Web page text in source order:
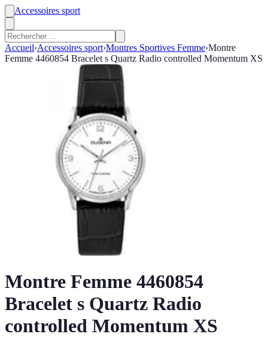
Accessoires sport
Accueil›Accessoires sport›Montres Sportives Femme›Montre
Femme 4460854 Bracelet s Quartz Radio controlled Momentum XS
Montre Femme 4460854
Bracelet s Quartz Radio
controlled Momentum XS